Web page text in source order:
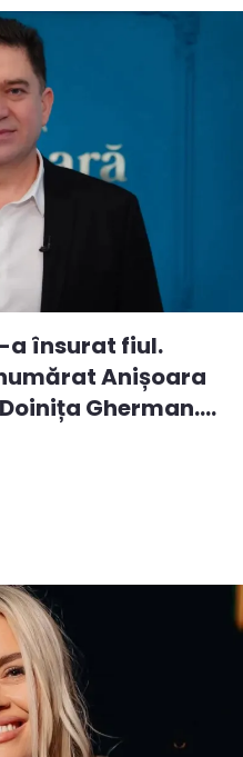
a însurat fiul.
Anișoara
Gherman.